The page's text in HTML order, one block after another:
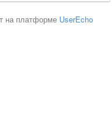
на платформе UserEcho